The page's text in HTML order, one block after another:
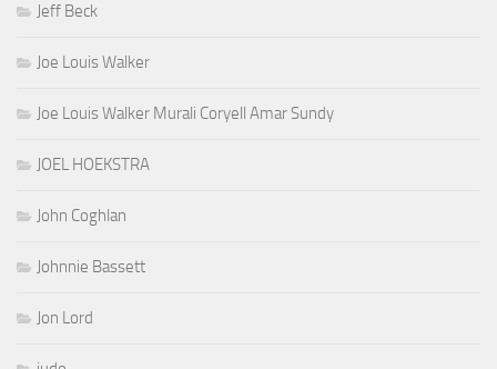
Jeff Beck
Joe Louis Walker
Joe Louis Walker Murali Coryell Amar Sundy
JOEL HOEKSTRA
John Coghlan
Johnnie Bassett
Jon Lord